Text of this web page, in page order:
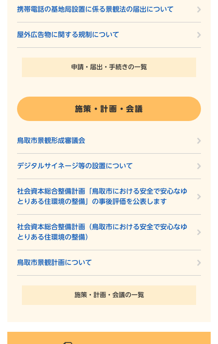
携帯電話の基地局設置に係る景観法の届出について
屋外広告物に関する規制について
申請・届出・手続きの一覧
施策・計画・会議
鳥取市景観形成審議会
デジタルサイネージ等の設置について
社会資本総合整備計画「鳥取市における安全で安心なゆ
とりある住環境の整備」の事後評価を公表します
社会資本総合整備計画（鳥取市における安全で安心なゆ
とりある住環境の整備）
鳥取市景観計画について
施策・計画・会議の一覧